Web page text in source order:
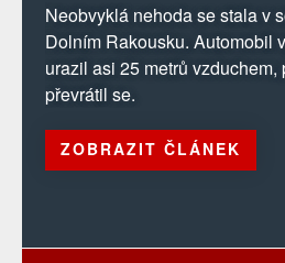
Neobvyklá nehoda se stala v
Dolním Rakousku. Automobil
urazil asi 25 metrů vzduchem,
převrátil se.
ZOBRAZIT ČLÁNEK